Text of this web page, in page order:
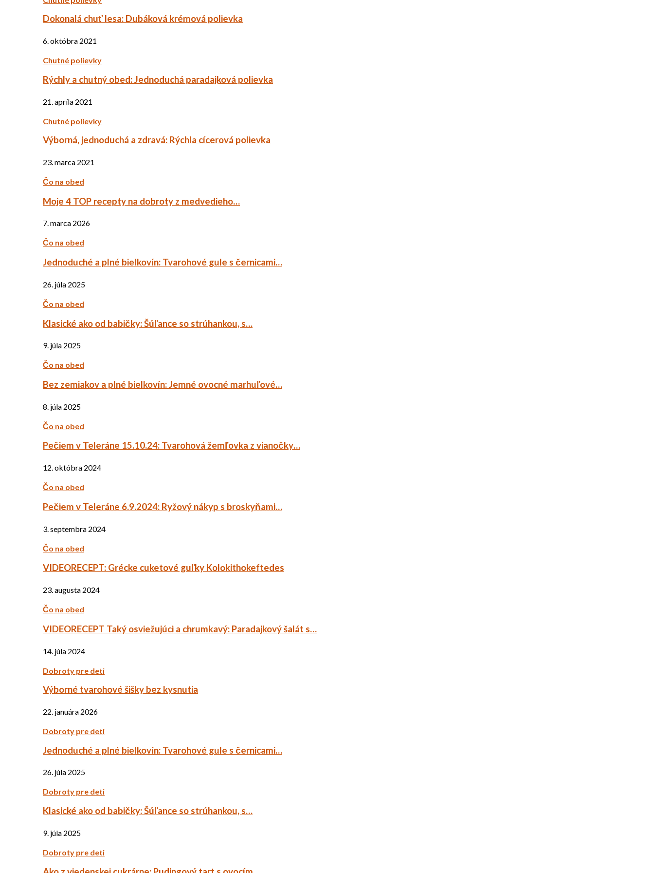
Dokonalá chuť lesa: Dubáková krémová polievka
6. októbra 2021
Chutné polievky
Rýchly a chutný obed: Jednoduchá paradajková polievka
21. apríla 2021
Chutné polievky
Výborná, jednoduchá a zdravá: Rýchla cícerová polievka
23. marca 2021
Čo na obed
Moje 4 TOP recepty na dobroty z medvedieho…
7. marca 2026
Čo na obed
Jednoduché a plné bielkovín: Tvarohové gule s černicami…
26. júla 2025
Čo na obed
Klasické ako od babičky: Šúľance so strúhankou, s…
9. júla 2025
Čo na obed
Bez zemiakov a plné bielkovín: Jemné ovocné marhuľové…
8. júla 2025
Čo na obed
Pečiem v Teleráne 15.10.24: Tvarohová žemľovka z vianočky…
12. októbra 2024
Čo na obed
Pečiem v Teleráne 6.9.2024: Ryžový nákyp s broskyňami…
3. septembra 2024
Čo na obed
VIDEORECEPT: Grécke cuketové guľky Kolokithokeftedes
23. augusta 2024
Čo na obed
VIDEORECEPT Taký osviežujúci a chrumkavý: Paradajkový šalát s…
14. júla 2024
Dobroty pre deti
Výborné tvarohové šišky bez kysnutia
22. januára 2026
Dobroty pre deti
Jednoduché a plné bielkovín: Tvarohové gule s černicami…
26. júla 2025
Dobroty pre deti
Klasické ako od babičky: Šúľance so strúhankou, s…
9. júla 2025
Dobroty pre deti